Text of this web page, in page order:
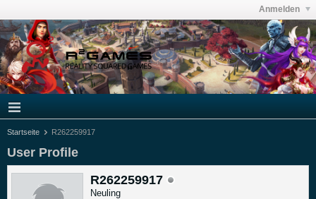
Anmelden
Startseite R262259917
User Profile
R262259917
Neuling